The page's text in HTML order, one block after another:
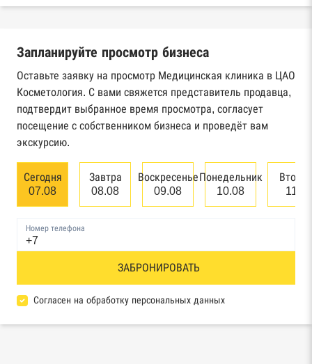
Реестры ЕГРЮЛ и ЕГРИП Федеральной
Реестр государственных контрактов
Федерального казначейства
Картотека арбитражных дел Высшего
арбитражного суда
банкротстве юридических лиц
Единый федеральный реестр сведений о
банкротстве физических лиц
Реестр товарных знаков и знаков обслуживания
База исполнительного производства
Запланируйте просмотр бизнеса
Оставьте заявку на просмотр Медицинская клиника в ЦАО
Косметология. С вами свяжется представитель продавца,
подтвердит выбранное время просмотра, согласует
посещение с собственником бизнеса и проведёт вам
экскурсию.
Сегодня
07.08
Завтра
08.08
Воскресенье
09.08
Понедельник
10.08
11.08
Номер телефона
ЗАБРОНИРОВАТЬ
Согласен на обработку персональных данных